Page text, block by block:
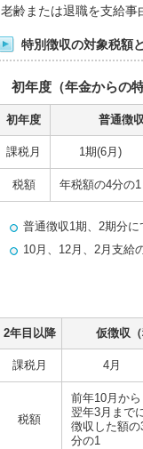
老齢または退職を支給事
特別徴収の対象税額
初年度（年金からの
初年度 普通徴
課税月 1期(6月)
税額 年税額の4分の1
普通徴収1期、2期分に
10月、12月、2月支給
2年目以降 仮徴収
課税月 4月
税額
前年10月から
翌年3月まで
徴収した額の
分の1